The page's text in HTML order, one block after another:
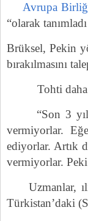
Avrupa
“olarak
Brüksel, Pekin
bırakılmasını
Tohti daha
“Son 3
vermiyorlar.
ediyorlar. Artık
vermiyorlar. Peki
Uzmanlar,
Türkistan’daki